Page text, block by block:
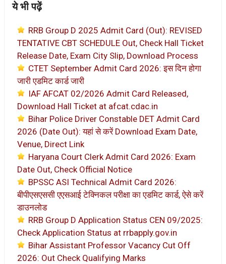
ये भी पढ़ें
RRB Group D 2025 Admit Card (Out): REVISED
TENTATIVE CBT SCHEDULE Out, Check Hall Ticket
Release Date, Exam City Slip, Download Process
CTET September Admit Card 2026: इस दिन होगा
जारी एडमिट कार्ड जारी
IAF AFCAT 02/2026 Admit Card Released,
Download Hall Ticket at afcat.cdac.in
Bihar Police Driver Constable DET Admit Card
2026 (Date Out): यहां से करें Download Exam Date,
Venue, Direct Link
Haryana Court Clerk Admit Card 2026: Exam
Date Out, Check Official Notice
BPSSC ASI Technical Admit Card 2026:
बीपीएसएससी एएसआई टेक्निकल परीक्षा का एडमिट कार्ड, ऐसे करें
डाउनलोड
RRB Group D Application Status CEN 09/2025:
Check Application Status at rrbapply.gov.in
Bihar Assistant Professor Vacancy Cut Off
2026: Out Check Qualifying Marks